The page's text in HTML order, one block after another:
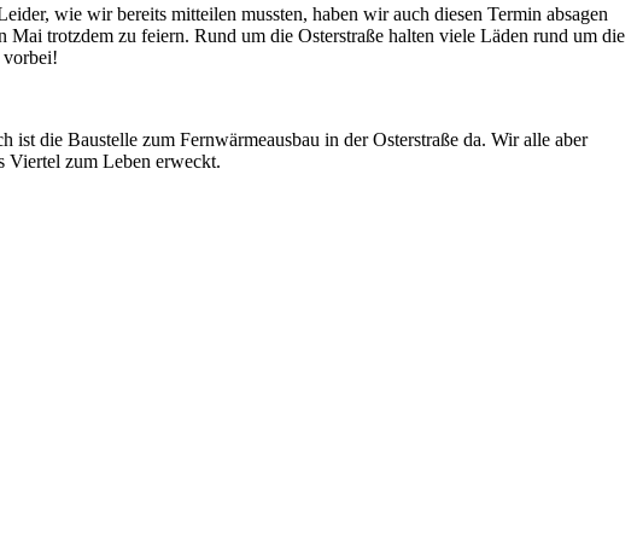
wie wir bereits mitteilen mussten, haben wir auch diesen Termin absagen
trotzdem zu feiern. Rund um die Osterstraße halten viele Läden rund um die
vorbei!
die Baustelle zum Fernwärmeausbau in der Osterstraße da. Wir alle aber
Viertel zum Leben erweckt.